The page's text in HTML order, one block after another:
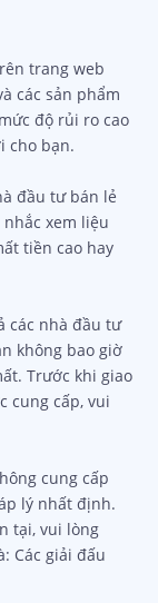
trang web
các sản phẩm
độ rủi ro cao
cho bạn.
đầu tư bán lẻ
xem liệu
tiền cao hay
các nhà đầu tư
không bao giờ
Trước khi giao
cung cấp, vui
cung cấp
lý nhất định.
tại, vui lòng
Các giải đấu